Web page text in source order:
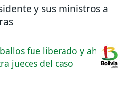
y sus ministros a